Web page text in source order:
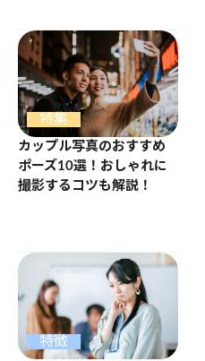
特集
カップル写真のおすすめ
ポーズ10選！おしゃれに
撮影するコツも解説！
特徴